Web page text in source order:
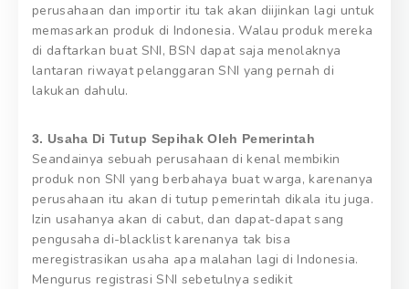
perusahaan dan importir itu tak akan diijinkan lagi untuk
memasarkan produk di Indonesia. Walau produk mereka
di daftarkan buat SNI, BSN dapat saja menolaknya
lantaran riwayat pelanggaran SNI yang pernah di
lakukan dahulu.
3. Usaha Di Tutup Sepihak Oleh Pemerintah
Seandainya sebuah perusahaan di kenal membikin
produk non SNI yang berbahaya buat warga, karenanya
perusahaan itu akan di tutup pemerintah dikala itu juga.
Izin usahanya akan di cabut, dan dapat-dapat sang
pengusaha di-blacklist karenanya tak bisa
meregistrasikan usaha apa malahan lagi di Indonesia.
Mengurus registrasi SNI sebetulnya sedikit